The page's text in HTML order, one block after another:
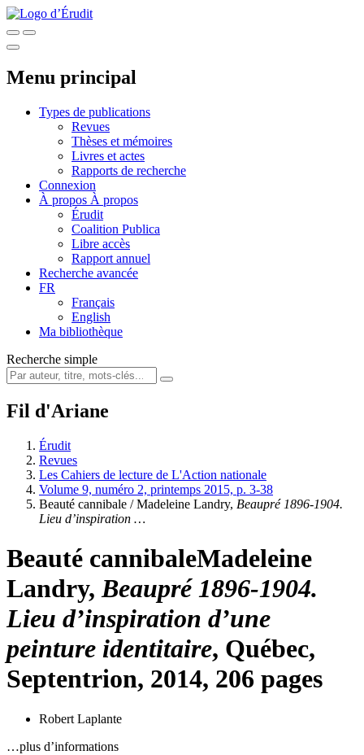
Menu principal
Types de publications
Revues
Thèses et mémoires
Livres et actes
Rapports de recherche
Connexion
À propos À propos
Érudit
Coalition Publica
Libre accès
Rapport annuel
Recherche avancée
FR
Français
English
Ma bibliothèque
Recherche simple
Fil d'Ariane
Érudit
Revues
Les Cahiers de lecture de L'Action nationale
Volume 9, numéro 2, printemps 2015, p. 3-38
Beauté cannibale /Madeleine Landry, Beaupré 1896-1904.
Lieu d’inspiration …
Beauté cannibaleMadeleine
Landry, Beaupré 1896-1904.
Lieu d’inspiration d’une
peinture identitaire, Québec,
Septentrion, 2014, 206 pages
Robert Laplante
…plus d’informations